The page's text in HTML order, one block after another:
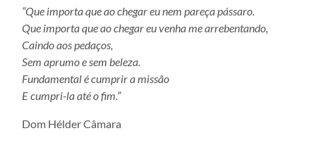
“Que importa que ao chegar eu nem pareça pássaro.
Que importa que ao chegar eu venha me arrebentando,
Caindo aos pedaços,
Sem aprumo e sem beleza.
Fundamental é cumprir a missão
E cumpri-la até o fim.”
Dom Hélder Câmara